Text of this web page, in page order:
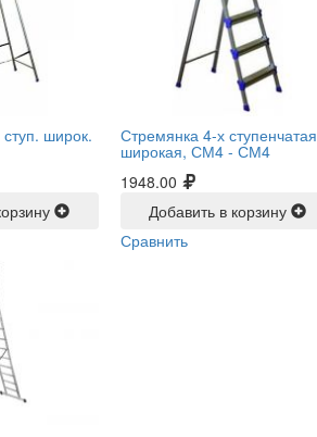
широк. Стремянка 4-х ступенчатая
широкая, СМ4 - СМ4
1948.00
Добавить в корзину
Сравнить